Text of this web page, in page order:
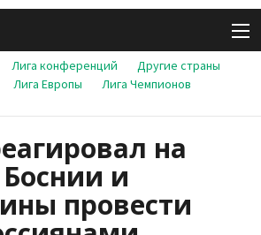
Лига конференций
Другие страны
Лига Европы
Лига Чемпионов
на
и
провести